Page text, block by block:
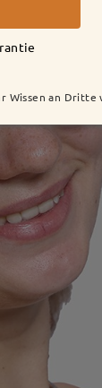
Wissen an Dritte